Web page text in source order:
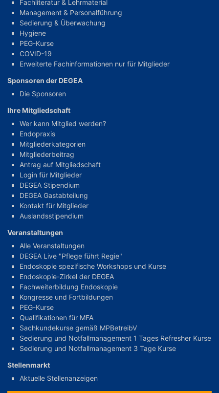
Fachliteratur & Lehrmaterial
Management & Personalführung
Sedierung & Überwachung
Hygiene
PEG-Kurse
COVID-19
Erweiterte Fachinformationen nur für Mitglieder
Sponsoren der DEGEA
Die Sponsoren
Ihre Mitgliedschaft
Wer kann Mitglied werden?
Endopraxis
Mitgliederkategorien
Mitgliederbeitrag
Antrag auf Mitgliedschaft
Login für Mitglieder
DEGEA Stipendium
DEGEA Gastabteilung
Kontakt für Mitglieder
Auslandsstipendium
Veranstaltungen
Alle Veranstaltungen
DEGEA Live "Pflege führt Regie"
Endoskopie spezifische Workshops und Kurse
Endoskopie-Zirkel der DEGEA
Fachweiterbildung Endoskopie
Kongresse und Fortbildungen
PEG-Kurse
Qualifikationen für MFA
Sachkundekurse gemäß MPBetreibV
Sedierung und Notfallmanagement 1 Tages Refresher Kurse
Sedierung und Notfallmanagement 3 Tage Kurse
Stellenmarkt
Aktuelle Stellenanzeigen